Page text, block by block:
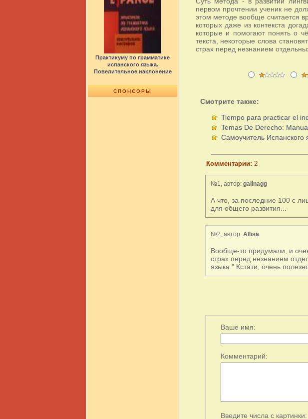
Практикуму по грамматике
испанского языка.
Повелительное наклонение
СПОНСОРЫ
первом прочтении ученик не
этом методе вообще считается
которых даже из контекста
которые и помогают понять о
текста, некоторые слова
страх перед незнанием
Смотрите также:
Tiempo para practicar el
Temas De Derecho:
Самоучитель Испанского
Комментарии: 2
№1, автор: galinagg
А что, за последние 100 с
для общего развития...
№2, автор: Allisa
Вообще-то придумали, и
страх перед незнанием
языка." Кстати, очень
Ваше имя:
Комментарий:
Введите числа с картинки: